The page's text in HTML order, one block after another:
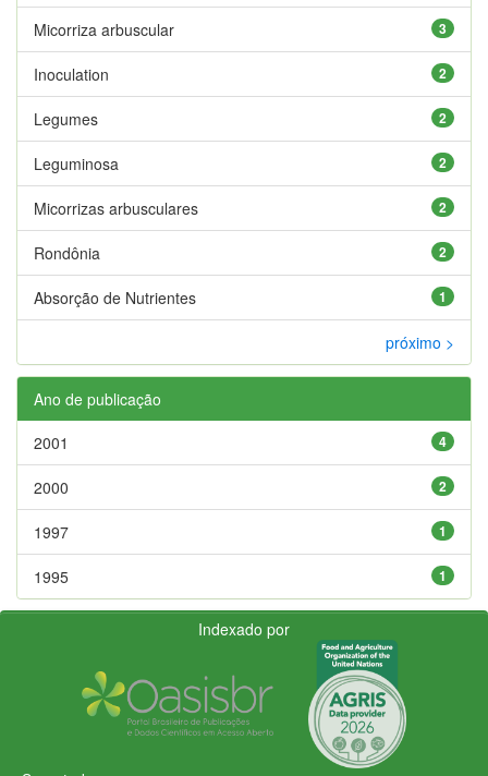
3
Micorriza arbuscular
2
Inoculation
2
Legumes
2
Leguminosa
2
Micorrizas arbusculares
2
Rondônia
1
Absorção de Nutrientes
próximo >
Ano de publicação
4
2001
2
2000
1
1997
1
1995
Indexado por